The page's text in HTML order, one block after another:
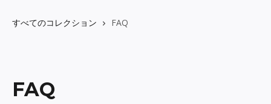
すべてのコレクション FAQ
FAQ